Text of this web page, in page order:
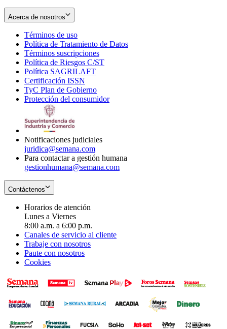
Acerca de nosotros
Términos de uso
in
new
window
Política de Tratamiento de Datos
Términos suscripciones
in
Política de Riesgos C/ST
Política SAGRILAFT
new
window
Certificación ISSN
in
new
TyC Plan de Gobierno
in
Protección del consumidorOpens
Notificaciones judiciales
juridica@semana.com
Para contactar a gestión humana
gestionhumana@semana.com
Contáctenos
Horarios de atención
Lunes a Viernes
8:00 a.m. a 6:00 p.m.
Canales de servicio al cliente
Trabaje con nosotros
Paute con nosotros
Cookies